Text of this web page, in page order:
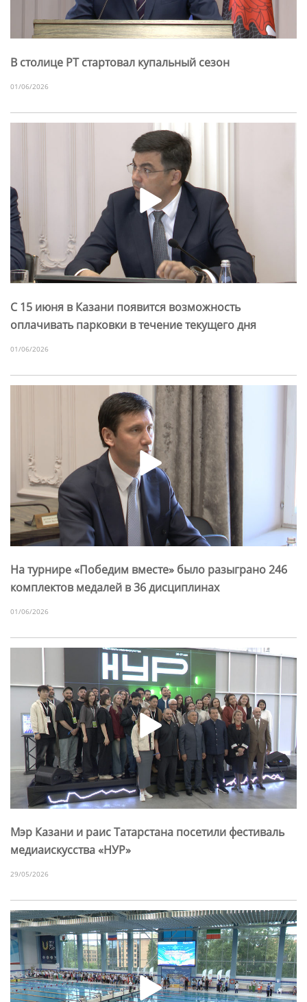
В столице РТ стартовал купальный сезон
01/06/2026
С 15 июня в Казани появится возможность
оплачивать парковки в течение текущего дня
01/06/2026
На турнире «Победим вместе» было разыграно 246
комплектов медалей в 36 дисциплинах
01/06/2026
Мэр Казани и раис Татарстана посетили фестиваль
медиаискусства «НУР»
29/05/2026